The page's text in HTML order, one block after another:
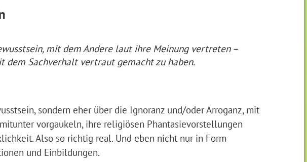
mit dem Andere laut ihre Meinung vertreten –
dem Sachverhalt vertraut gemacht zu haben.
sondern eher über die Ignoranz und/oder Arroganz, mit
vorgaukeln, ihre religiösen Phantasievorstellungen
Also so richtig real. Und eben nicht nur in Form
und Einbildungen.